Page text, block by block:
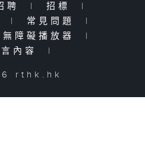
聘 | 招標
|
| 常見問題
|
無障礙播放器
|
內容
|
rthk.hk